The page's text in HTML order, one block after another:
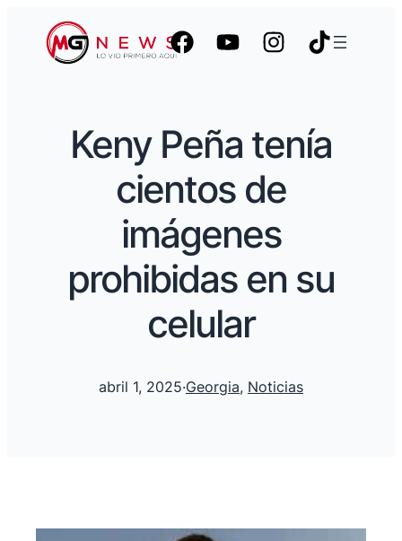
Keny Peña tenía
cientos de
imágenes
prohibidas en su
celular
abril 1, 2025·Georgia, Noticias